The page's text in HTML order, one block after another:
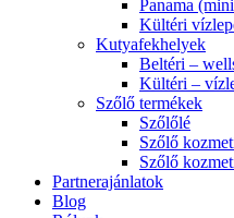
Panama
Kültéri
Kutyafekhelyek
Beltéri –
Kültéri –
Szőlő termékek
Szőlőlé
Szőlő
Szőlő
Partnerajánlatok
Blog